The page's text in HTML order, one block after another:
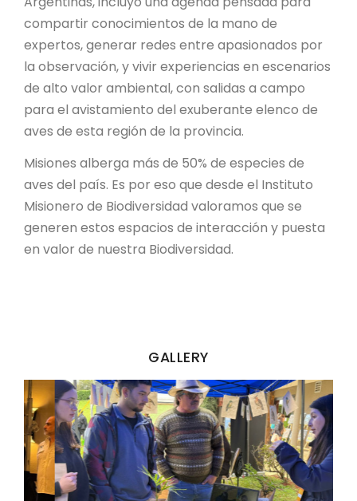
compartir conocimientos de la mano de
expertos, generar redes entre apasionados por
la observación, y vivir experiencias en escenarios
de alto valor ambiental, con salidas a campo
para el avistamiento del exuberante elenco de
aves de esta región de la provincia.
Misiones alberga más de 50% de especies de
aves del país. Es por eso que desde el Instituto
Misionero de Biodiversidad valoramos que se
generen estos espacios de interacción y puesta
en valor de nuestra Biodiversidad.
GALLERY